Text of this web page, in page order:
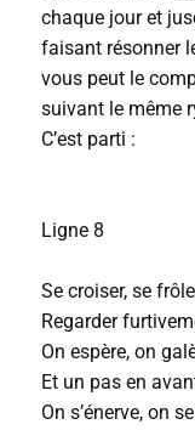
chaque jour et
faisant résonner
vous peut le
suivant le même
C’est parti :
Ligne 8
Se croiser, se
Regarder
On espère, on
Et un pas en
On s’énerve, on